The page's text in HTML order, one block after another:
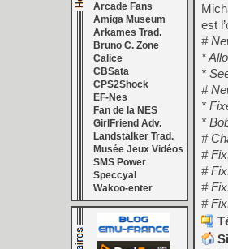
Arcade Fans
Amiga Museum
Arkames Trad.
Bruno C. Zone
Calice
CBSata
CPS2Shock
EF-Nes
Fan de la NES
GirlFriend Adv.
Landstalker Trad.
Musée Jeux Vidéos
SMS Power
Speccyal
Wakoo-enter
est
#
*
*
#
*
*
#
#
#
#
#